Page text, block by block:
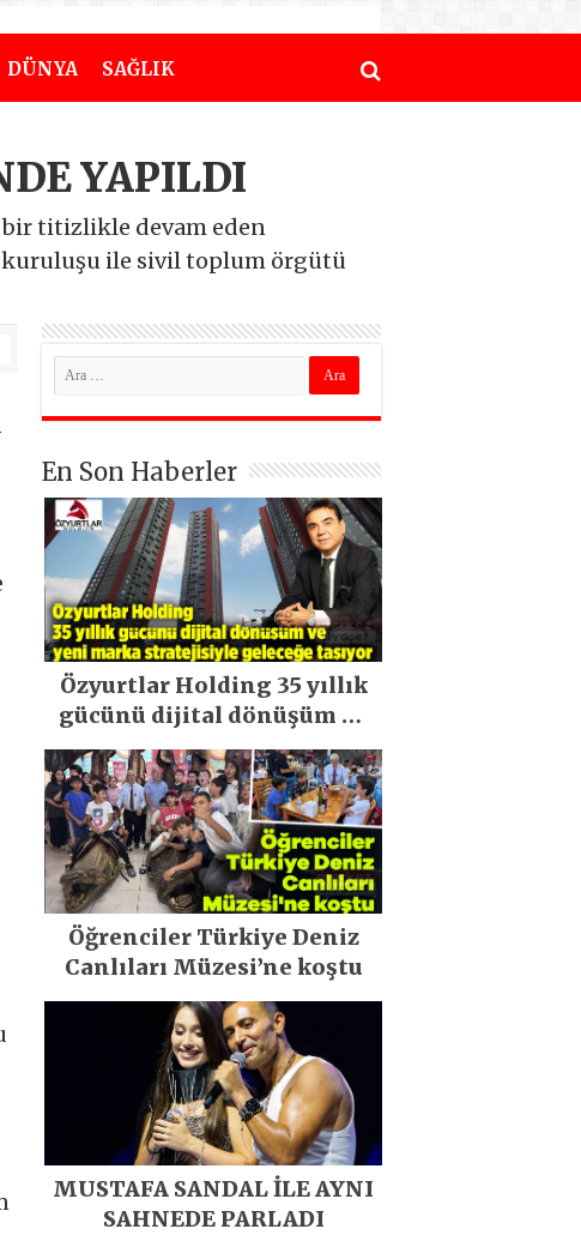
DÜNYA SAĞLIK
YAPILDI
bir titizlikle devam eden
kuruluşu ile sivil toplum örgütü
En Son Haberler
Özyurtlar Holding 35 yıllık
gücünü dijital dönüşüm ve
yeni marka stratejisiyle
geleceğe taşıyor
Öğrenciler Türkiye Deniz
Canlıları Müzesi’ne koştu
MUSTAFA SANDAL İLE AYNI
SAHNEDE PARLADI